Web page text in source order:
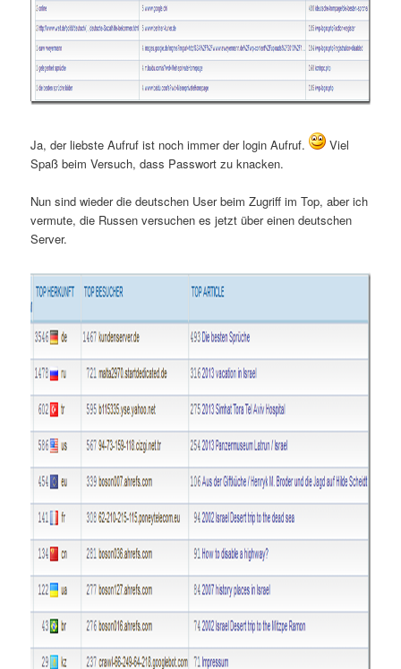
Ja, der liebste Aufruf ist noch immer der login Aufruf.
Viel
Spaß beim Versuch, dass Passwort zu knacken.
Nun sind wieder die deutschen User beim Zugriff im Top, aber ich
vermute, die Russen versuchen es jetzt über einen deutschen
Server.